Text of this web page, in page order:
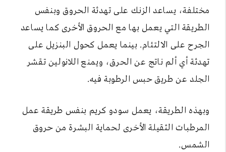
مختلفة، يساعد الزنك على تهدئة الحروق وبنفس
الطريقة التي يعمل بها مع الحروق الأخرى كما يساعد
الجرح على الالتئام. بينما يعمل كحول البنزيل على
تهدئة أي ألم ناتج عن الحرق، ويمنع اللانولين تقشر
الجلد عن طريق حبس الرطوبة فيه.
وبهذه الطريقة، يعمل سودو كريم بنفس طريقة عمل
المرطبات الثقيلة الأخرى لحماية البشرة من حروق
الشمس.